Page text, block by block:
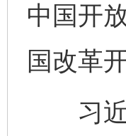
中国开
国改革
习近